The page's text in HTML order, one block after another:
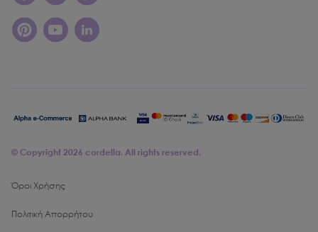
© Copyright 2026 cordella. All rights reserved.
Όροι Χρήσης
Πολιτική Απορρήτου